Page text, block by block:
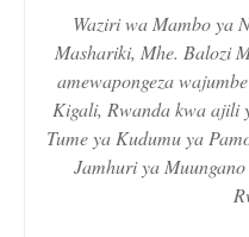
Waziri wa Mambo ya
Mashariki, Mhe. Balozi
amewapongeza
Kigali, Rwanda kwa ajili
Tume ya Kudumu ya
Jamhuri ya